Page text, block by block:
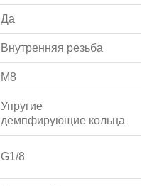
Да
Внутренняя резьба
M8
Упругие
демпфирующие кольца
G1/8